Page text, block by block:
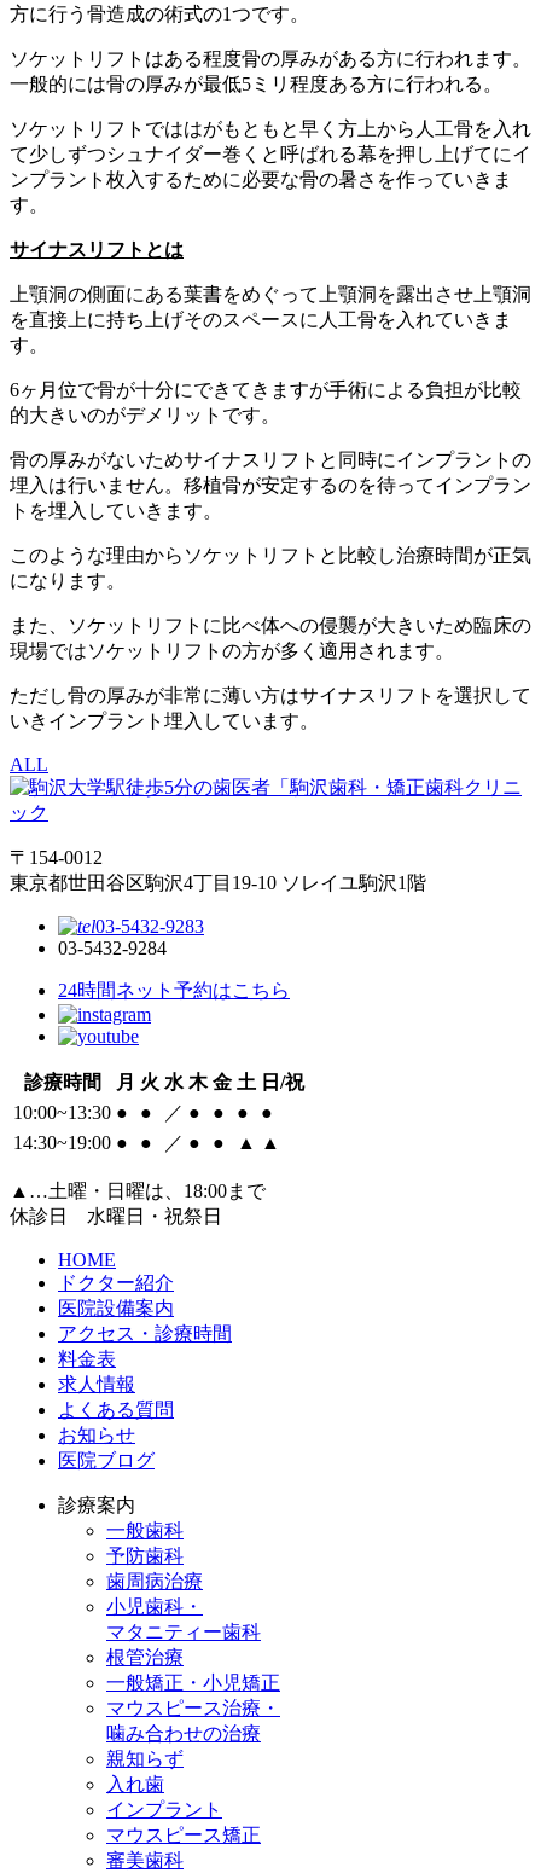
方に行う骨造成の術式の1つです。
ソケットリフトはある程度骨の厚みがある方に行われます。
一般的には骨の厚みが最低5ミリ程度ある方に行われる。
ソケットリフトでははがもともと早く方上から人工骨を入れ
て少しずつシュナイダー巻くと呼ばれる幕を押し上げてにイ
ンプラント枚入するために必要な骨の暑さを作っていきま
す。
サイナスリフトとは
上顎洞の側面にある葉書をめぐって上顎洞を露出させ上顎洞
を直接上に持ち上げそのスペースに人工骨を入れていきま
す。
6ヶ月位で骨が十分にできてきますが手術による負担が比較
的大きいのがデメリットです。
骨の厚みがないためサイナスリフトと同時にインプラントの
埋入は行いません。移植骨が安定するのを待ってインプラン
トを埋入していきます。
このような理由からソケットリフトと比較し治療時間が正気
になります。
また、ソケットリフトに比べ体への侵襲が大きいため臨床の
現場ではソケットリフトの方が多く適用されます。
ただし骨の厚みが非常に薄い方はサイナスリフトを選択して
いきインプラント埋入しています。
ALL
〒154-0012
東京都世田谷区駒沢4丁目19-10 ソレイユ駒沢1階
03-5432-9283
03-5432-9284
24時間ネット予約はこちら
診療時間 月 火 水 木 金 土 日/祝
10:00~13:30 ● ● ／ ● ● ●
●
14:30~19:00 ● ● ／ ● ● ▲ ▲
▲ …土曜・日曜は、18:00まで
休診日 水曜日・祝祭日
HOME
ドクター紹介
医院設備案内
アクセス・診療時間
料金表
求人情報
よくある質問
お知らせ
医院ブログ
診療案内
一般歯科
予防歯科
歯周病治療
小児歯科・
マタニティー歯科
根管治療
一般矯正・小児矯正
マウスピース治療・
噛み合わせの治療
親知らず
入れ歯
インプラント
マウスピース矯正
審美歯科